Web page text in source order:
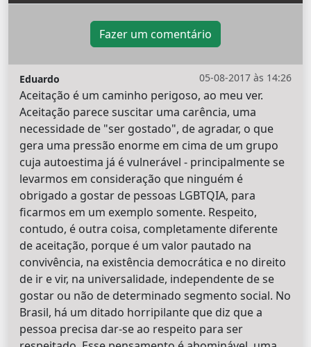
Fazer um comentário
05-08-2017 às 14:26
Eduardo
Aceitação é um caminho perigoso, ao meu ver.
Aceitação parece suscitar uma carência, uma
necessidade de "ser gostado", de agradar, o que
gera uma pressão enorme em cima de um grupo
cuja autoestima já é vulnerável - principalmente se
levarmos em consideração que ninguém é
obrigado a gostar de pessoas LGBTQIA, para
ficarmos em um exemplo somente. Respeito,
contudo, é outra coisa, completamente diferente
de aceitação, porque é um valor pautado na
convivência, na existência democrática e no direito
de ir e vir, na universalidade, independente de se
gostar ou não de determinado segmento social. No
Brasil, há um ditado horripilante que diz que a
pessoa precisa dar-se ao respeito para ser